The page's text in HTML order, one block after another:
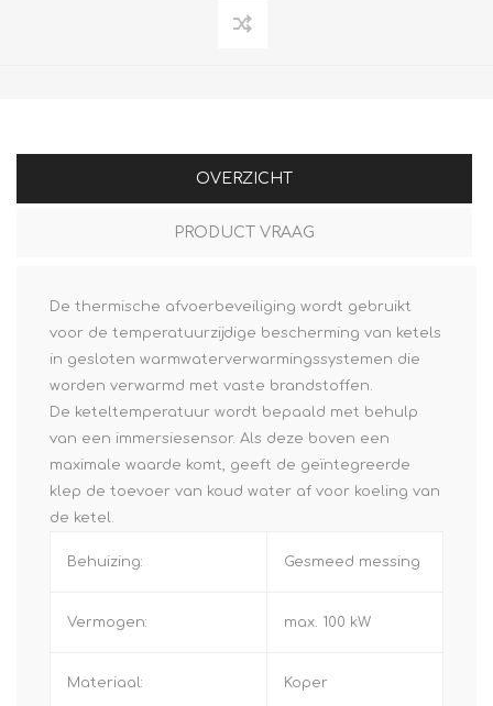
OVERZICHT
PRODUCT VRAAG
De thermische afvoerbeveiliging wordt gebruikt
voor de temperatuurzijdige bescherming van ketels
in gesloten warmwaterverwarmingssystemen die
worden verwarmd met vaste brandstoffen.
De keteltemperatuur wordt bepaald met behulp
van een immersiesensor. Als deze boven een
maximale waarde komt, geeft de geïntegreerde
klep de toevoer van koud water af voor koeling van
de ketel.
Behuizing: Gesmeed messing
Vermogen: max. 100 kW
Materiaal: Koper